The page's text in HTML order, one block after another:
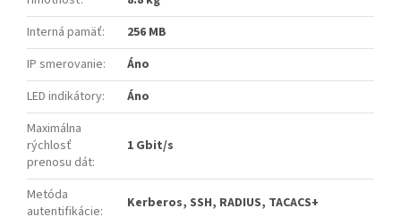
Interná pamäť:
256 MB
IP smerovanie:
Áno
LED indikátory:
Áno
Maximálna
rýchlosť
prenosu dát:
1 Gbit/s
Metóda
autentifikácie: Kerberos, SSH, RADIUS, TACACS+